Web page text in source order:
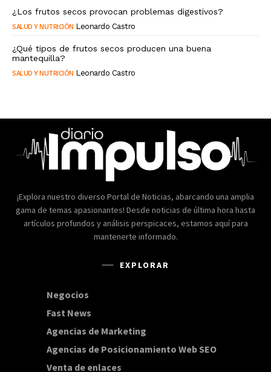
¿Los frutos secos provocan problemas digestivos?
SALUD Y NUTRICIÓN Leonardo Castro
¿Qué tipos de frutos secos producen una buena
mantequilla?
SALUD Y NUTRICIÓN Leonardo Castro
¡Explora nuestro diverso Portal de Noticias, abarcando una amplia
gama de temas apasionantes! Desde noticias de última hora hasta
artículos profundos y análisis perspicaces, estamos aquí para
mantenerte informado.
EXPLORAR
Negocios
Fast News
Agencias de Marketing
Agencias de Posicionamiento Web SEO20
Venta de enlaces